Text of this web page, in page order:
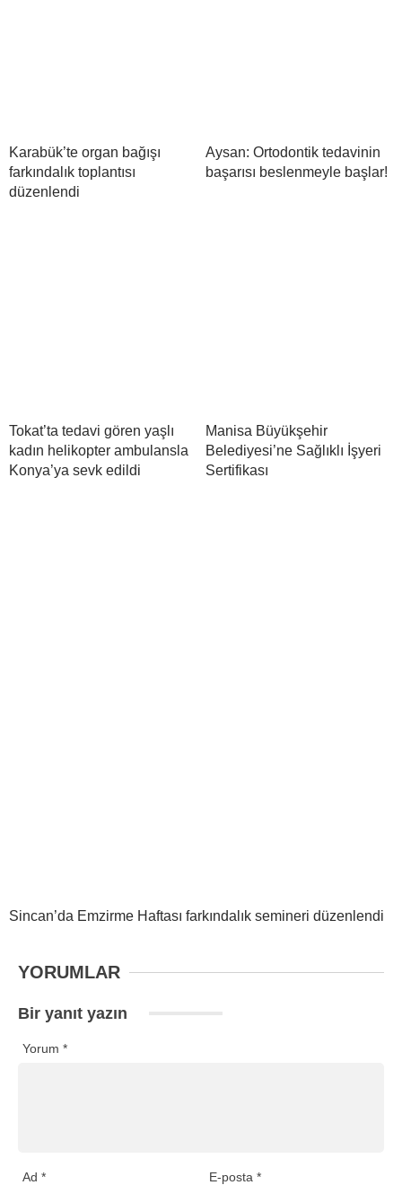
Karabük’te organ bağışı
farkındalık toplantısı
düzenlendi
Aysan: Ortodontik tedavinin
başarısı beslenmeyle başlar!
Tokat’ta tedavi gören yaşlı
kadın helikopter ambulansla
Konya’ya sevk edildi
Manisa Büyükşehir
Belediyesi’ne Sağlıklı İşyeri
Sertifikası
Sincan’da Emzirme Haftası farkındalık semineri düzenlendi
YORUMLAR
Bir yanıt yazın
Yorum *
Ad * E-posta*